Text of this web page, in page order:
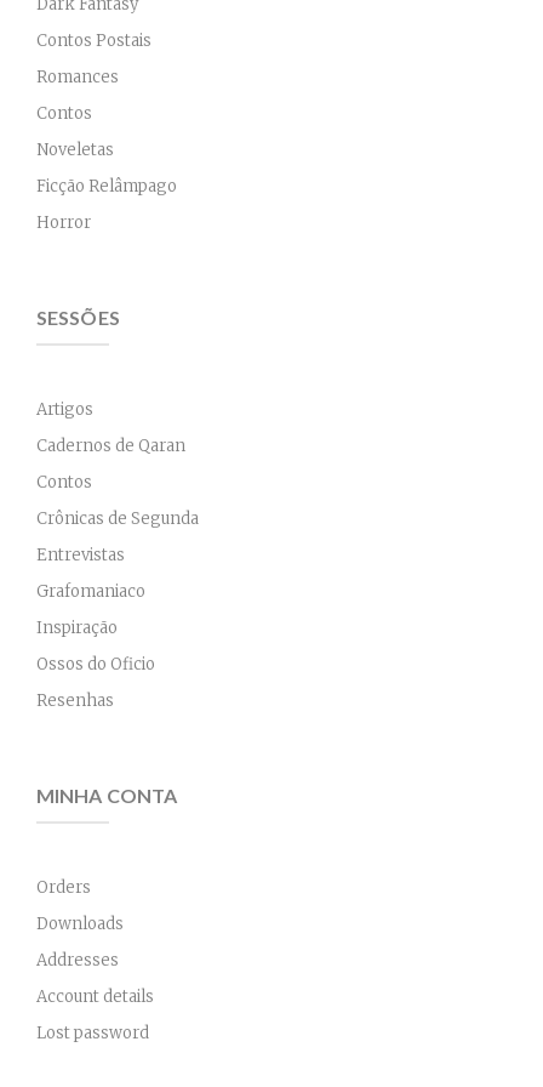
Dark Fantasy
Contos Postais
Romances
Contos
Noveletas
Ficção Relâmpago
Horror
SESSÕES
Artigos
Cadernos de Qaran
Contos
Crônicas de Segunda
Entrevistas
Grafomaniaco
Inspiração
Ossos do Oficio
Resenhas
MINHA CONTA
Orders
Downloads
Addresses
Account details
Lost password